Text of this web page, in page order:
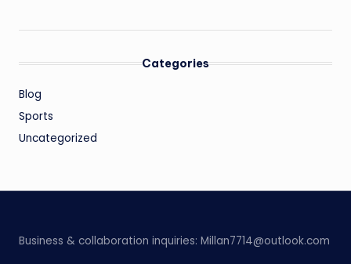
Categories
Blog
Sports
Uncategorized
Business & collaboration inquiries: Millan7714@outlook.com